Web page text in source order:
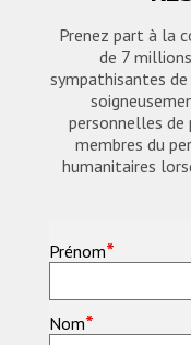
Prenez part à la
de 7
sympathisantes
personnelles
membres du
humanitaires
Prénom*
Nom*